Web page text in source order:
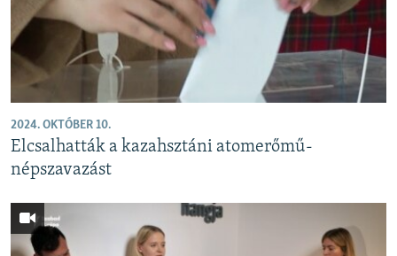
EURÓPAI UNIÓ
KLÍMAVÁLTOZÁS
KÖVESSEN MINKET!
Valamennyi RFE/RL weboldal
2024. OKTÓBER 10.
Elcsalhatták a kazahsztáni atomerőmű-
népszavazást